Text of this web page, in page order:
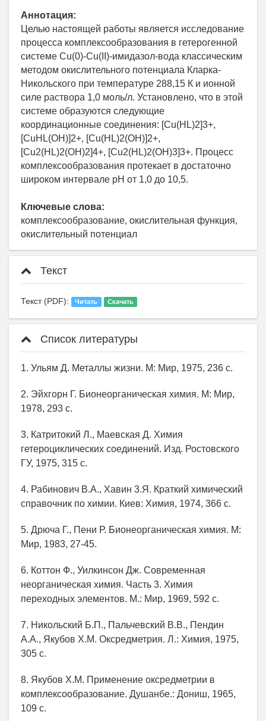
Аннотация:
Целью настоящей работы является исследование
процесса комплексообразования в гетерогенной
системе Cu(0)-Cu(II)-имидазол-вода классическим
методом окислительного потенциала Кларка-
Никольского при температуре 288,15 К и ионной
силе раствора 1,0 моль/л. Установлено, что в этой
системе образуются следующие
координационные соединения: [Сu(НL)2]3+,
[СuНL(ОН)]2+, [Сu(НL)2(ОН)]2+,
[Сu2(НL)2(ОН)2]4+, [Сu2(НL)2(ОН)3]3+. Процесс
комплексообразования протекает в достаточно
широком интервале рН от 1,0 до 10,5.
Ключевые слова:
комплексообразование, окислительная функция,
окислительный потенциал
Текст
Текст (PDF): Читать Скачать
Список литературы
1. Ульям Д. Металлы жизни. М: Мир, 1975, 236 с.
2. Эйхгорн Г. Бионеорганическая химия. М: Мир,
1978, 293 с.
3. Катритокий Л., Маевская Д. Химия
гетероциклических соединений. Изд. Ростовского
ГУ, 1975, 315 с.
4. Рабинович В.А., Хавин 3.Я. Краткий химический
справочник по химии. Киев: Химия, 1974, 366 с.
5. Дрюча Г., Пени Р. Бионеорганическая химия. М:
Мир, 1983, 27-45.
6. Коттон Ф., Уилкинсон Дж. Современная
неорганическая химия. Часть 3. Химия
переходных элементов. М.: Мир, 1969, 592 с.
7. Никольский Б.П., Пальчевский В.В., Пендин
А.А., Якубов Х.М. Оксредметрия. Л.: Химия, 1975,
305 с.
8. Якубов Х.М. Применение оксредметрии в
комплексообразование. Душанбе.: Дониш, 1965,
109 с.